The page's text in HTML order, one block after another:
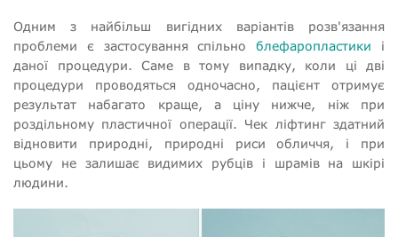
Одним з найбільш вигідних варіантів розв'язання
проблеми є застосування спільноблефаропластики і
даної процедури. Саме в тому випадку, коли ці дві
процедури проводяться одночасно, пацієнт отримує
результат набагато краще, а ціну нижче, ніж при
роздільному пластичної операції. Чек ліфтинг здатний
відновити природні, природні риси обличчя, і при
цьому не залишає видимих рубців і шрамів на шкірі
людини.